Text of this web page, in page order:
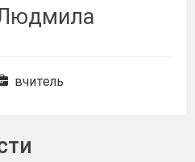
вчитель